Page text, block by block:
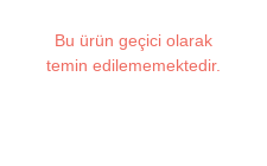
Bu ürün geçici olarak
temin edilememektedir.